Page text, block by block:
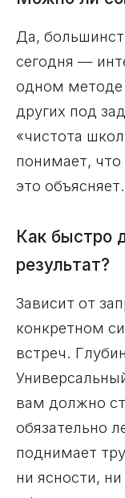
Да,
сегодня —
одном методе
других под
«чистота
понимает,
это объясняет.
Как быстро
результат?
Зависит от
конкретном
встреч.
вам должно
обязательно
поднимает
ни ясности,